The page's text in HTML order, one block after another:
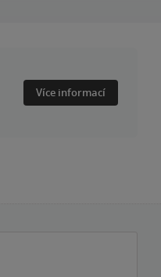
Více informací